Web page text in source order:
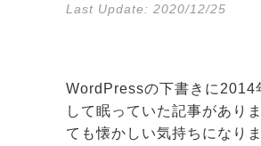
Last Update: 2020/12/25
WordPressの下書きに2014
して眠っていた記事があり
ても懐かしい気持ちになりま